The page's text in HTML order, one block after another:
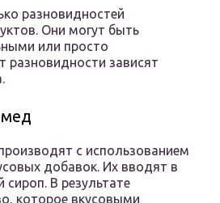
разновидностей
Они могут быть
или просто
разновидности зависят
с использованием
добавок. Их вводят в
сироп. В результате
которое вкусовыми